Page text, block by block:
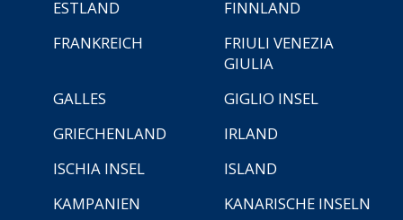
ESTLAND
FINNLAND
FRANKREICH
FRIULI VENEZIA
GIULIA
GALLES
GIGLIO INSEL
GRIECHENLAND
IRLAND
ISCHIA INSEL
ISLAND
KAMPANIEN
KANARISCHE INSELN